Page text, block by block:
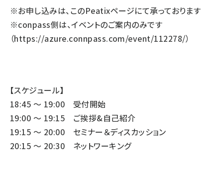
※お申し込みは、このPeatixページにて承っております
※conpass側は、イベントのご案内のみです
（https://azure.connpass.com/event/112278/）
【スケジュール】
18:45 〜 19:00 受付開始
19:00 〜 19:15 ご挨拶&自己紹介
19:15 〜 20:00 セミナー＆ディスカッション
20:15 〜 20:30 ネットワーキング